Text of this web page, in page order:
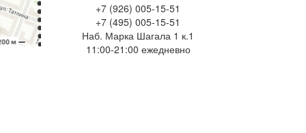
+7 (926) 005-15-51
+7 (495) 005-15-51
Наб. Марка Шагала 1 к.1
11:00-21:00 ежедневно